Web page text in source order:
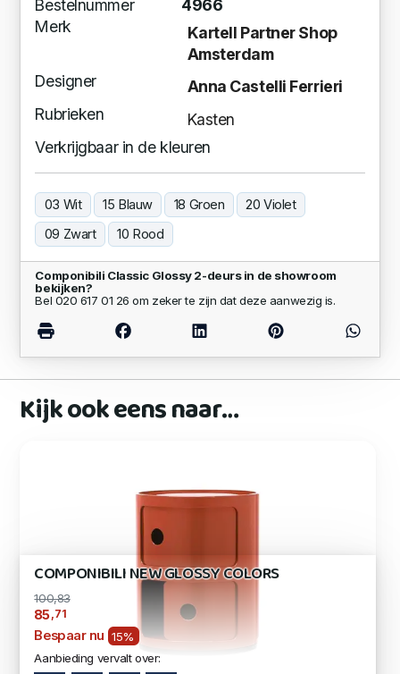
Bestelnummer
4966
Merk
Kartell Partner Shop
Amsterdam
Designer
Anna Castelli Ferrieri
Rubrieken
Kasten
Verkrijgbaar in de kleuren
03 Wit 15 Blauw 18 Groen
20 Violet
09 Zwart
10 Rood
Componibili Classic Glossy 2-deurs in de showroom
bekijken?
Bel 020 617 01 26 om zeker te zijn dat deze aanwezig is.
Kijk ook eens naar…
COMPONIBILI NEW GLOSSY COLORS
100,83
85 ,71
Bespaar nu 15%
Aanbieding vervalt over: